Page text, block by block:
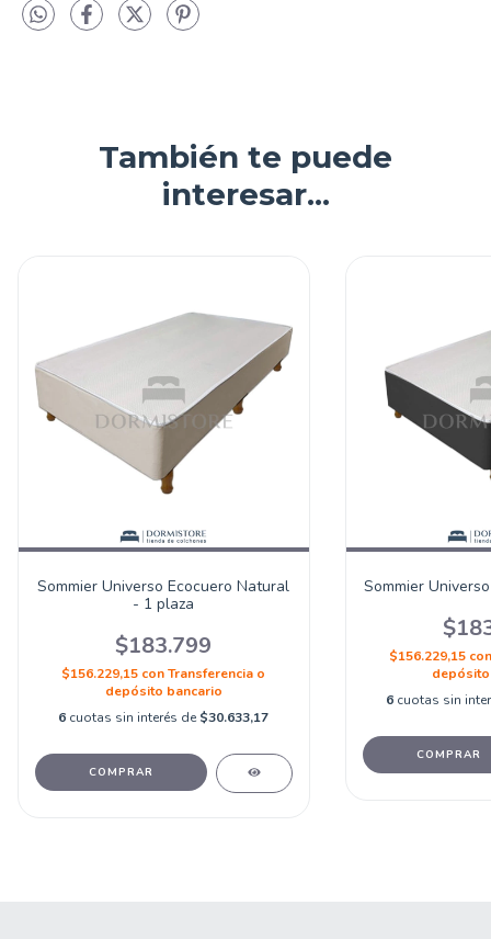
También te puede
interesar...
Sommier Universo Ecocuero Natural
- 1 plaza
$183.799
$156.229,15 con Transferencia o
depósito bancario
6 cuotas sin interés de $30.633,17
COMPRAR
Sommier
$156.229,15 con
6 cuotas sin
COMPRAR